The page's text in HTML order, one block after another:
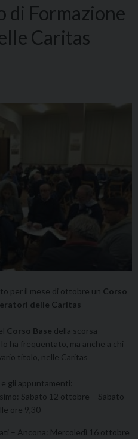
di Formazione
Caritas
per il mese di ottobre un Corso
delle Caritas
Corso Base della scorsa
ha frequentato, ma anche a chi
titolo, nelle Caritas
gli appuntamenti:
Sabato 12 ottobre – Sabato
ore 9,30
– Ancona: Mercoledì 16 ottobre